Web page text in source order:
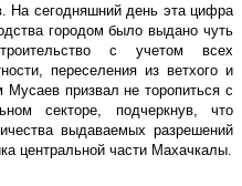
На сегодняшний день эта цифра
городом было выдано чуть
с учетом всех
переселения из ветхого и
призвал не торопиться с
секторе, подчеркнув, что
выдаваемых разрешений
центральной части Махачкалы.